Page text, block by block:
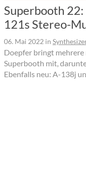
Superbooth
121s Stereo-
06. Mai 2022 in
Doepfer bringt
Superbooth mit,
Ebenfalls neu: A-138j